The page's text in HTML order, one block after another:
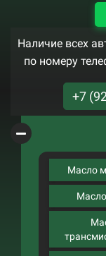
Наличие всех
по номеру
+7
Масло